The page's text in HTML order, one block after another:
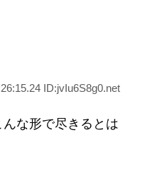
ID:jvIu6S8g0.net
な形で尽きるとは